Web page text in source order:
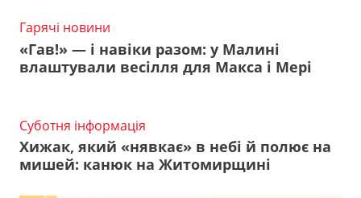
Гарячі новини
«Гав!» — і навіки разом: у Малині
влаштували весілля для Макса і Мері
Суботня інформація
Хижак, який «нявкає» в небі й полює на
мишей: канюк на Житомирщині